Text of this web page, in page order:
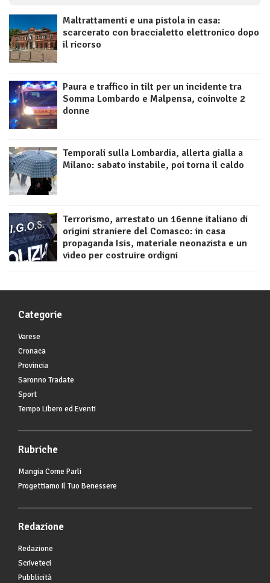
Maltrattamenti e una pistola in casa:
scarcerato con braccialetto elettronico dopo
il ricorso
Paura e traffico in tilt per un incidente tra
Somma Lombardo e Malpensa, coinvolte 2
donne
Temporali sulla Lombardia, allerta gialla a
Milano: sabato instabile, poi torna il caldo
Terrorismo, arrestato un 16enne italiano di
origini straniere del Comasco: in casa
propaganda Isis, materiale neonazista e un
video per costruire ordigni
Categorie
Varese
Cronaca
Provincia
Saronno Tradate
Sport
Tempo Libero ed Eventi
Rubriche
Mangia Come Parli
Progettiamo Il Tuo Benessere
Redazione
Redazione
Scriveteci
Pubblicità